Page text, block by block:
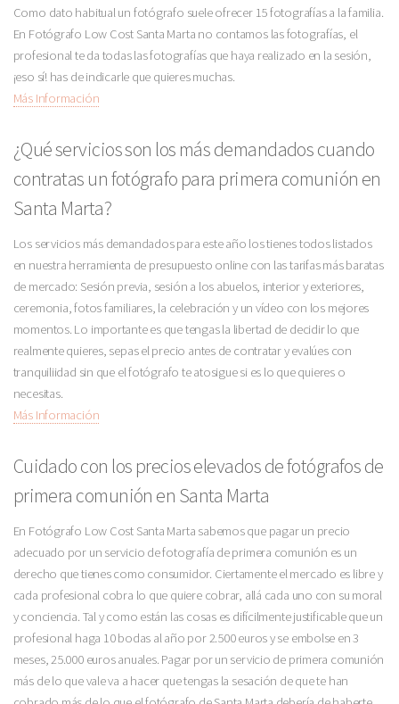
Como dato habitual un fotógrafo suele ofrecer 15 fotografías a la familia.
En Fotógrafo Low Cost Santa Marta no contamos las fotografías, el
profesional te da todas las fotografías que haya realizado en la sesión,
¡eso sí! has de indicarle que quieres muchas.
Más Información
¿Qué servicios son los más demandados cuando
contratas un fotógrafo para primera comunión en
Santa Marta?
Los servicios más demandados para este año los tienes todos listados
en nuestra herramienta de presupuesto online con las tarifas más baratas
de mercado: Sesión previa, sesión a los abuelos, interior y exteriores,
ceremonia, fotos familiares, la celebración y un vídeo con los mejores
momentos. Lo importante es que tengas la libertad de decidir lo que
realmente quieres, sepas el precio antes de contratar y evalúes con
tranquiliidad sin que el fotógrafo te atosigue si es lo que quieres o
necesitas.
Más Información
Cuidado con los precios elevados de fotógrafos de
primera comunión en Santa Marta
En Fotógrafo Low Cost Santa Marta sabemos que pagar un precio
adecuado por un servicio de fotografía de primera comunión es un
derecho que tienes como consumidor. Ciertamente el mercado es libre y
cada profesional cobra lo que quiere cobrar, allá cada uno con su moral
y conciencia. Tal y como están las cosas es difícilmente justificable que un
profesional haga 10 bodas al año por 2.500 euros y se embolse en 3
meses, 25.000 euros anuales. Pagar por un servicio de primera comunión
más de lo que vale va a hacer que tengas la sesación de que te han